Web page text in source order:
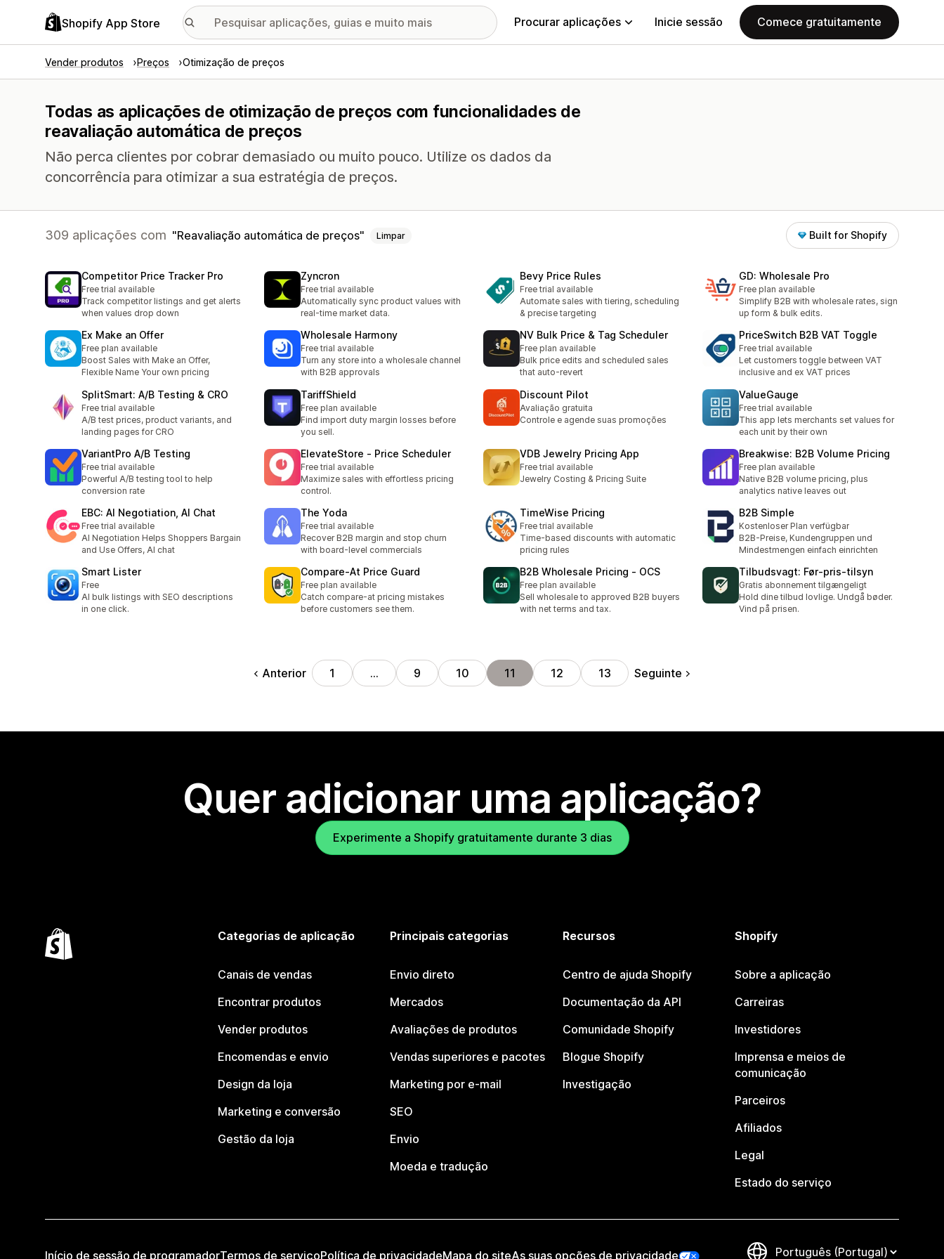
Shopify App Store Procurar aplicações Inicie sessão Comece gratuitamente
Vender produtos Preços Otimização de preços
Todas as aplicações de otimização de preços com funcionalidades de
reavaliação automática de preços
Não perca clientes por cobrar demasiado ou muito pouco. Utilize os dados da
concorrência para otimizar a sua estratégia de preços.
309 aplicações com Reavaliação automática de preços Limpar Built for Shopify
Competitor Price Tracker Pro
Free trial available
Track competitor listings and get alerts
when values drop down
Zyncron
Free trial available
Automatically sync product values with
real-time market data.
Bevy Price Rules
Free trial available
Automate sales with tiering, scheduling
& precise targeting
GD: Wholesale Pro
Free plan available
Simplify B2B with wholesale rates, sign
up form & bulk edits.
Ex Make an Offer
Free plan available
Boost Sales with Make an Offer,
Flexible Name Your own pricing
Wholesale Harmony
Free trial available
Turn any store into a wholesale channel
with B2B approvals
NV Bulk Price & Tag Scheduler
Free plan available
Bulk price edits and scheduled sales
that auto-revert
PriceSwitch B2B VAT Toggle
Free trial available
Let customers toggle between VAT
inclusive and ex VAT prices
SplitSmart: A/B Testing & CRO
Free trial available
A/B test prices, product variants, and
landing pages for CRO
TariffShield
Free plan available
Find import duty margin losses before
you sell.
Discount Pilot
Avaliação gratuita
Controle e agende suas promoções
ValueGauge
Free trial available
This app lets merchants set values for
each unit by their own
VariantPro A/B Testing
Free trial available
Powerful A/B testing tool to help
conversion rate
ElevateStore ‑ Price Scheduler
Free trial available
Maximize sales with effortless pricing
control.
VDB Jewelry Pricing App
Free trial available
Jewelry Costing & Pricing Suite
Breakwise: B2B Volume Pricing
Free plan available
Native B2B volume pricing, plus
analytics native leaves out
EBC: AI Negotiation, AI Chat
Free trial available
AI Negotiation Helps Shoppers Bargain
and Use Offers, AI chat
The Yoda
Free trial available
Recover B2B margin and stop churn
with board-level commercials
TimeWise Pricing
Free trial available
Time-based discounts with automatic
pricing rules
B2B Simple
Kostenloser Plan verfügbar
B2B-Preise, Kundengruppen und
Mindestmengen einfach einrichten
Smart Lister
Free
AI bulk listings with SEO descriptions
in one click.
Compare‑At Price Guard
Free plan available
Catch compare-at pricing mistakes
before customers see them.
B2B Wholesale Pricing ‑ OCS
Free plan available
Sell wholesale to approved B2B buyers
with net terms and tax.
Tilbudsvagt: Før‑pris‑tilsyn
Gratis abonnement tilgængeligt
Hold dine tilbud lovlige. Undgå bøder.
Vind på prisen.
Anterior 1 … 9 10 11 12 13 Seguinte
Quer adicionar uma aplicação?
Experimente a Shopify gratuitamente durante 3 dias
Categorias de aplicação
Canais de vendas
Encontrar produtos
Vender produtos
Encomendas e envio
Design da loja
Marketing e conversão
Gestão da loja
Principais categorias
Envio direto
Mercados
Avaliações de produtos
Vendas superiores e pacotes
Marketing por e-mail
SEO
Envio
Moeda e tradução
Recursos
Centro de ajuda Shopify
Documentação da API
Comunidade Shopify
Blogue Shopify
Investigação
Shopify
Sobre a aplicação
Carreiras
Investidores
Imprensa e meios de
comunicação
Parceiros
Afiliados
Legal
Estado do serviço
Início de sessão de programadorTermos de serviçoPolítica de privacidadeMapa do siteAs suas opções de privacidade